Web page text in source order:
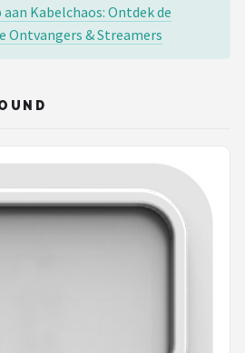
Kabelchaos: Ontdek de
Ontvangers & Streamers